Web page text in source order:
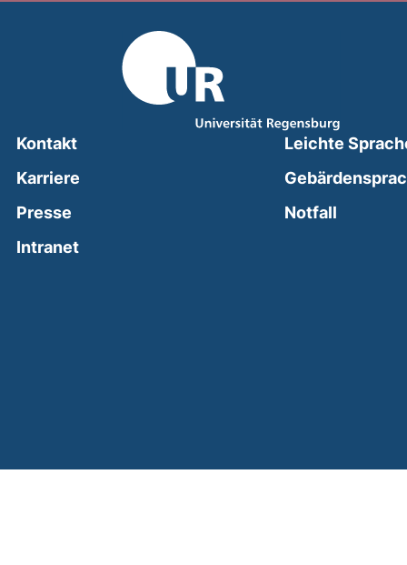
Kontakt
Karriere
Presse
Intranet(external link, opens in a new window)
Leichte
Notfall